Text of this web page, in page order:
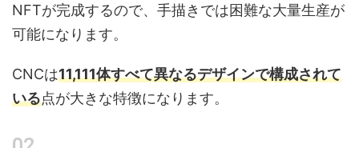
NFTが完成するので、手描きでは困難な大量生産が
可能になります。
CNCは11,111体すべて異なるデザインで構成されて
いる点が大きな特徴になります。